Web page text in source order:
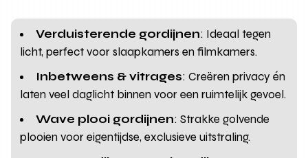
Verduisterende gordijnen: Ideaal tegen
licht, perfect voor slaapkamers en filmkamers.
Inbetweens & vitrages: Creëren privacy én
laten veel daglicht binnen voor een ruimtelijk gevoel.
Wave plooi gordijnen: Strakke golvende
plooien voor eigentijdse, exclusieve uitstraling.